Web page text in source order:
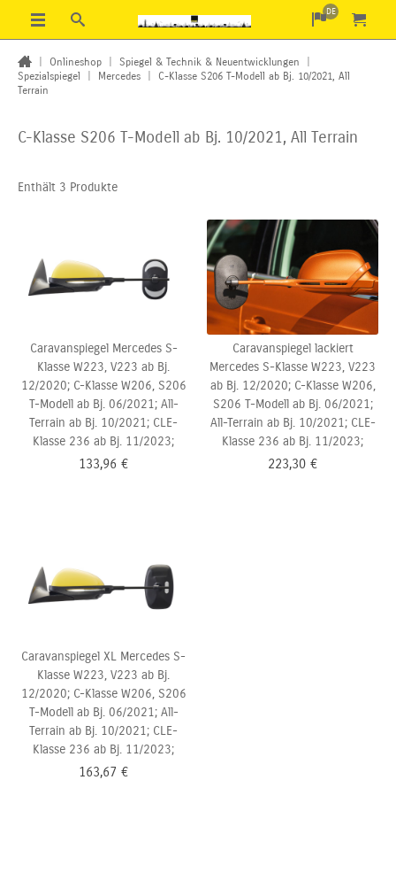
DE
Onlineshop Spiegel & Technik & Neuentwicklungen
Spezialspiegel
Mercedes
C-Klasse S206 T-Modell ab Bj. 10/2021, All
Terrain
C-Klasse S206 T-Modell ab Bj. 10/2021, All Terrain
Enthält 3 Produkte
Caravanspiegel Mercedes S-
Klasse W223, V223 ab Bj.
12/2020; C-Klasse W206, S206
T-Modell ab Bj. 06/2021; All-
Terrain ab Bj. 10/2021; CLE-
Klasse 236 ab Bj. 11/2023;
133,96 €
Caravanspiegel lackiert
Mercedes S-Klasse W223, V223
ab Bj. 12/2020; C-Klasse W206,
S206 T-Modell ab Bj. 06/2021;
All-Terrain ab Bj. 10/2021; CLE-
Klasse 236 ab Bj. 11/2023;
223,30 €
Caravanspiegel XL Mercedes S-
Klasse W223, V223 ab Bj.
12/2020; C-Klasse W206, S206
T-Modell ab Bj. 06/2021; All-
Terrain ab Bj. 10/2021; CLE-
Klasse 236 ab Bj. 11/2023;
163,67 €